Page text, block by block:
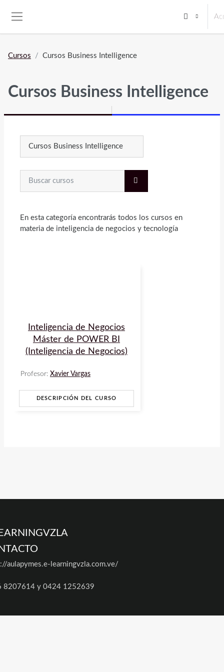
Cursos Cursos Business Intelligence
Cursos Business Intelligence
Categorías
En esta categoría encontrarás todos los cursos en
materia de inteligencia de negocios y tecnología
Inteligencia de Negocios
Máster de POWER BI
(Inteligencia de Negocios)
Profesor: Xavier Vargas
DESCRIPCIÓN DEL CURSO
aulapymes.e-learningvzla.com.ve/
8207614 y 0424 1252639